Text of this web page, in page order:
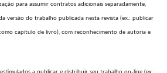
para assumir contratos adicionais separadamente,
versão do trabalho publicada nesta revista (ex.: publicar
capítulo de livro), com reconhecimento de autoria e
a publicar e distribuir seu trabalho on-line (ex.: